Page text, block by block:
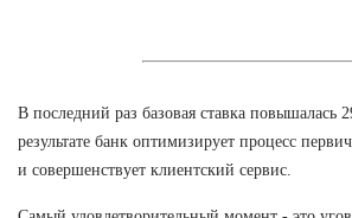
В последний раз базовая ставка повышалась
результате банк оптимизирует процесс
и совершенствует клиентский сервис.